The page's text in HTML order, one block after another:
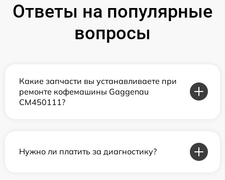
Ответы на популярные
вопросы
Какие запчасти вы устанавливаете при
ремонте кофемашины Gaggenau
CM450111?
Нужно ли платить за диагностику?